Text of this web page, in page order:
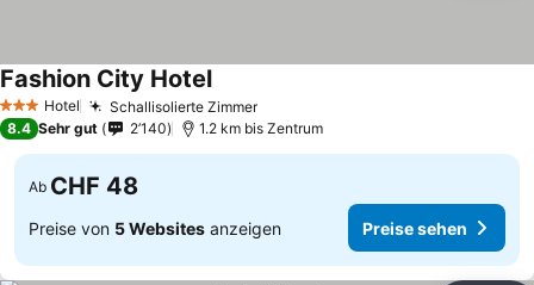
3 SterneHotel Schallisolierte Zimmer
Fashion City Hotel
8.4 Sehr gut 2’140 1.2 km bis Zentrum
Ab CHF 48
Preise von 5 Websites anzeigen Preise sehen